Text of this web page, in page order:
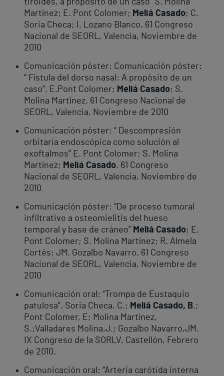
tiroides, a propósito de un caso” S. Molina
Martínez; E. Pont Colomer; Meliá Casado; C.
Soria Checa; I. Lozano Blanco. 61 Congreso
Nacional de SEORL, Valencia, Noviembre de
2010
Comunicación póster: Comunicación póster:
“ Fístula del dorso nasal: A propósito de un
caso”. E.Pont Colomer; Meliá Casado; S.
Molina Martínez. 61 Congreso Nacional de
SEORL, Valencia, Noviembre de 2010
Comunicación póster: “ Descompresión
orbitaria endoscópica como solución al
exoftalmos” E. Pont Colomer; S. Molina
Martínez; Meliá Casado. 61 Congreso
Nacional de SEORL, Valencia, Noviembre de
2010
Comunicación póster: “De proceso tumoral
infiltrativo a osteomielitis del hueso
temporal y base de cráneo” Meliá Casado; E.
Pont Colomer; S. Molina Martínez; R. Almela
Cortés; JM. Gozalbo Navarro. 61 Congreso
Nacional de SEORL, Valencia, Noviembre de
2010
Comunicación oral: “Trompa de Eustaquio
patulosa”. Soria Checa, C.; Meliá Casado, B.;
Pont Colomer, E; Molina Martínez,
S.;Valladares Molina,J.; Gozalbo Navarro,JM.
IX Congreso de la SORLV. Castellón, Febrero
de 2010.
Comunicación oral: “Arteria carótida interna